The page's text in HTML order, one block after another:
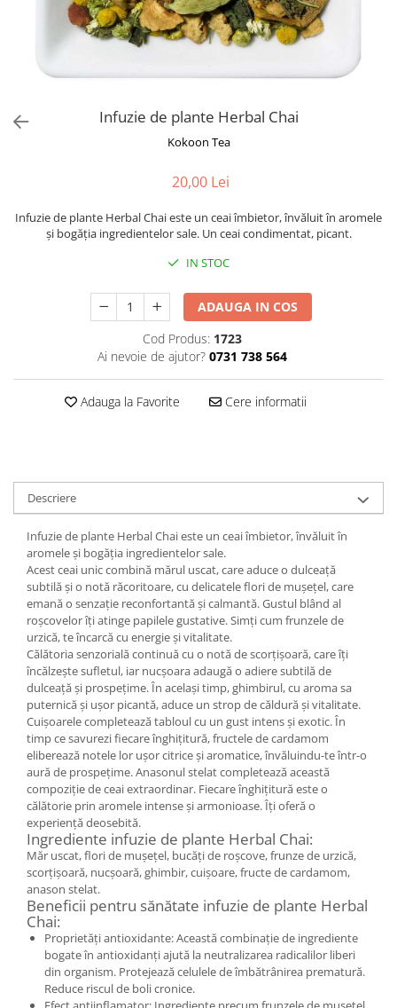
Sirop de ceai
Infuzie de plante Herbal Chai
Kokoon Tea
20,00 Lei
Infuzie de plante Herbal Chai este un ceai îmbietor, învăluit în aromele
și bogăția ingredientelor sale. Un ceai condimentat, picant.
IN STOC
ADAUGA IN COS
Cod Produs: 1723
Ai nevoie de ajutor? 0731 738 564
Adauga la Favorite Cere informatii
Descriere
Infuzie de plante Herbal Chai este un ceai îmbietor, învăluit în
aromele și bogăția ingredientelor sale.
Acest ceai unic combină mărul uscat, care aduce o dulceață
subtilă și o notă răcoritoare, cu delicatele flori de mușețel, care
emană o senzație reconfortantă și calmantă. Gustul blând al
roșcovelor îți atinge papilele gustative. Simți cum frunzele de
urzică, te încarcă cu energie și vitalitate.
Călătoria senzorială continuă cu o notă de scorțișoară, care îți
încălzește sufletul, iar nucșoara adaugă o adiere subtilă de
dulceață și prospețime. În același timp, ghimbirul, cu aroma sa
puternică și ușor picantă, aduce un strop de căldură și vitalitate.
Cuișoarele completează tabloul cu un gust intens și exotic. În
timp ce savurezi fiecare înghițitură, fructele de cardamom
eliberează notele lor ușor citrice și aromatice, învăluindu-te într-o
aură de prospețime. Anasonul stelat completează această
compoziție de ceai extraordinar. Fiecare înghițitură este o
călătorie prin aromele intense și armonioase. Îți oferă o
experiență deosebită.
Ingrediente infuzie de plante Herbal Chai:
Măr uscat, flori de mușețel, bucăți de roșcove, frunze de urzică,
scorțișoară, nucșoară, ghimbir, cuișoare, fructe de cardamom,
anason stelat.
Beneficii pentru sănătate infuzie de plante Herbal
Chai:
Proprietăți antioxidante: Această combinație de ingrediente
bogate în antioxidanți ajută la neutralizarea radicalilor liberi
din organism. Protejează celulele de îmbătrânirea prematură.
Reduce riscul de boli cronice.